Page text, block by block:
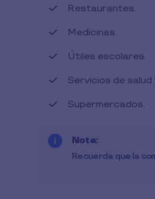
lecturaRestaurantes.
Medicinas.
Útiles escolares.
Servicios de salud
Supermercados.
Nota:
Recuerda que la